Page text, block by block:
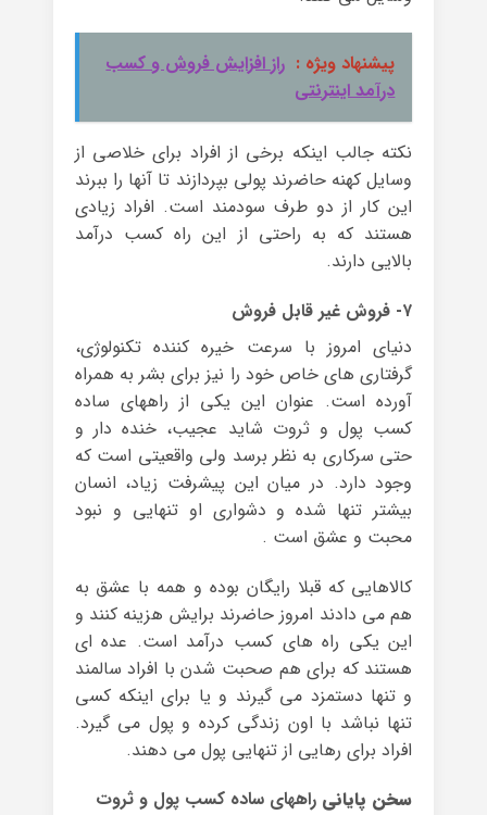
پیشنهاد ویژه : راز افزایش فروش و کسب
درآمد اینترنتی
نکته جالب اینکه برخی از افراد برای خلاصی از
وسایل کهنه حاضرند پولی بپردازند تا آنها را ببرند
این کار از دو طرف سودمند است. افراد زیادی
هستند که به راحتی از این راه کسب درآمد
بالایی دارند.
۷- فروش غیر قابل فروش
دنیای امروز با سرعت خیره کننده تکنولوژی،
گرفتاری های خاص خود را نیز برای بشر به همراه
آورده است. عنوان این یکی از راههای ساده
کسب پول و ثروت شاید عجیب، خنده دار و
حتی سرکاری به نظر برسد ولی واقعیتی است که
وجود دارد. در میان این پیشرفت زیاد، انسان
بیشتر تنها شده و دشواری او تنهایی و نبود
محبت و عشق است .
کالاهایی که قبلا رایگان بوده و همه با عشق به
هم می دادند امروز حاضرند برایش هزینه کنند و
این یکی راه های کسب درآمد است. عده ای
هستند که برای هم صحبت شدن با افراد سالمند
و تنها دستمزد می گیرند و یا برای اینکه کسی
تنها نباشد با اون زندگی کرده و پول می گیرد.
افراد برای رهایی از تنهایی پول می دهند.
سخن پایانی راههای ساده کسب پول و ثروت